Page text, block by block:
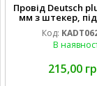
Провід Deutsch
мм з штекер,
(JOHN DEERE
994.184.00) )
Код:
В
215,00